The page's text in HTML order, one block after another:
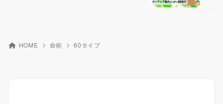
HOME 命術 60タイプ